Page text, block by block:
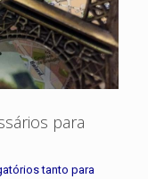
para
tanto para